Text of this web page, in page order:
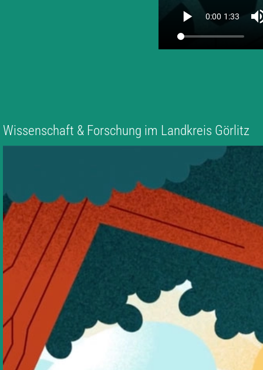
Wissenschaft & Forschung im Landkreis Görlitz